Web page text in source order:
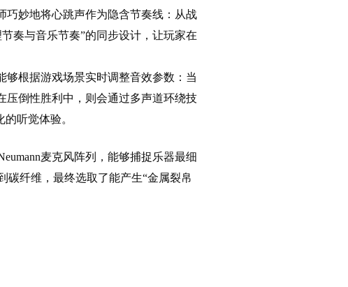
巧妙地将心跳声作为隐含节奏线：从战
奏与音乐节奏”的同步设计，让玩家在
够根据游戏场景实时调整音效参数：当
压倒性胜利中，则会通过多声道环绕技
听觉体验。
麦克风阵列，能够捕捉乐器最细
碳纤维，最终选取了能产生“金属裂帛